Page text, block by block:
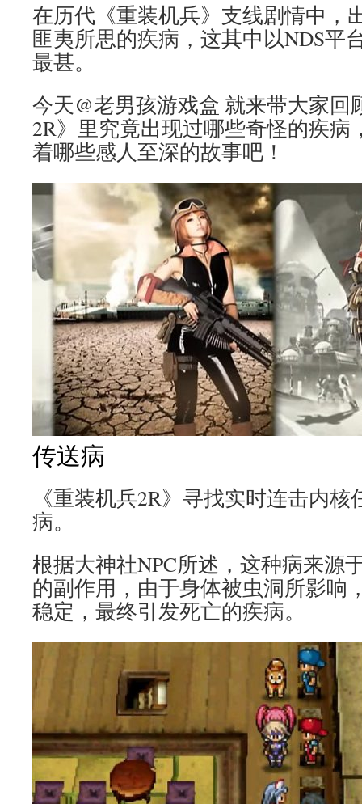
在历代《重装机兵》支线剧情中，
匪夷所思的疾病，这其中以NDS平
最甚。
今天@老男孩游戏盒 就来带大家回
2R》里究竟出现过哪些奇怪的疾病
着哪些感人至深的故事吧！
传送病
《重装机兵2R》寻找实时连击内
病。
根据大神社NPC所述，这种病来源
的副作用，由于身体被虫洞所影响
稳定，最终引发死亡的疾病。